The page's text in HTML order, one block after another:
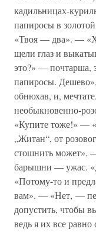
кадильницах-
папиросы в
«Твоя — два». —
щели глаз и
это?» — почтарша,
папиросы.
обнюхав, и,
необыкновенно-
«Купите тоже!» —
„Житан“, от
стошнить может».
барышни — ужас.
«Потому-то и
вам». — «Нет, —
допустить, чтобы
ведь я их все